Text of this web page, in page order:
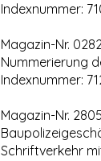
Indexnummer:
Magazin-Nr.
Nummerierung
Indexnummer:
Magazin-Nr. 2805
Schriftverkehr